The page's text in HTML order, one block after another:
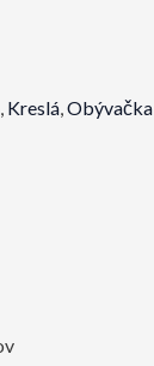
, Kreslá,Obývačka